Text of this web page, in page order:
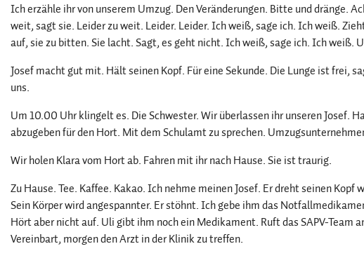
Ich erzähle ihr von unserem Umzug. Den Veränderungen. Bitte und dränge.
weit, sagt sie. Leider zu weit. Leider. Leider. Ich weiß, sage ich. Ich weiß.
auf, sie zu bitten. Sie lacht. Sagt, es geht nicht. Ich weiß, sage ich. Ich weiß.
Josef macht gut mit. Hält seinen Kopf. Für eine Sekunde. Die Lunge ist frei,
uns.
Um 10.00 Uhr klingelt es. Die Schwester. Wir überlassen ihr unseren Josef.
abzugeben für den Hort. Mit dem Schulamt zu sprechen.
Wir holen Klara vom Hort ab. Fahren mit ihr nach Hause. Sie ist traurig.
Zu Hause. Tee. Kaffee. Kakao. Ich nehme meinen Josef. Er dreht seinen
Sein Körper wird angespannter. Er stöhnt. Ich gebe ihm das
Hört aber nicht auf. Uli gibt ihm noch ein Medikament. Ruft das SAPV-Team
Vereinbart, morgen den Arzt in der Klinik zu treffen.